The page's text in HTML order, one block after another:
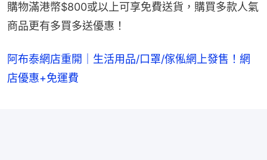
購物滿港幣$800或以上可享免費送貨，購買多款人氣
商品更有多買多送優惠！
阿布泰網店重開｜生活用品/口罩/傢俬網上發售！網
店優惠+免運費